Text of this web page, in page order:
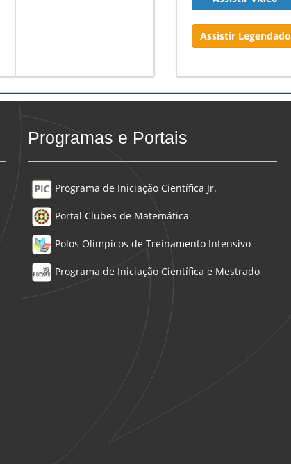
Assistir Legendado
Programas e Portais
Programa de Iniciação Científica Jr.
Portal Clubes de Matemática
Polos Olímpicos de Treinamento Intensivo
Programa de Iniciação Científica e Mestrado